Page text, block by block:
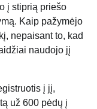
į stiprią priešo
Kaip pažymėjo
nepaisant to, kad
naudojo jį
į jį,
už 600 pėdų į